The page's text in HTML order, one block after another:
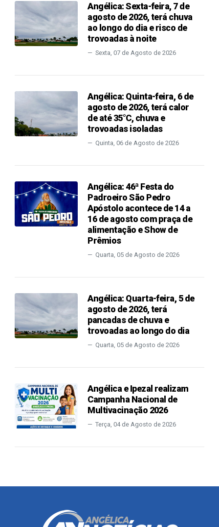
Angélica: Sexta-feira, 7 de
agosto de 2026, terá chuva
ao longo do dia e risco de
trovoadas à noite
Sexta, 07 de Agosto de 2026
Angélica: Quinta-feira, 6 de
agosto de 2026, terá calor
de até 35°C, chuva e
trovoadas isoladas
Quinta, 06 de Agosto de 2026
Angélica: 46ª Festa do
Padroeiro São Pedro
Apóstolo acontece de 14 a
16 de agosto com praça de
alimentação e Show de
Prêmios
Quarta, 05 de Agosto de 2026
Angélica: Quarta-feira, 5 de
agosto de 2026, terá
pancadas de chuva e
trovoadas ao longo do dia
Quarta, 05 de Agosto de 2026
Angélica e Ipezal realizam
Campanha Nacional de
Multivacinação 2026
Terça, 04 de Agosto de 2026